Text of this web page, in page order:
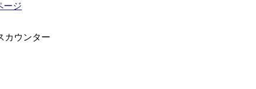
ージ
カウンター